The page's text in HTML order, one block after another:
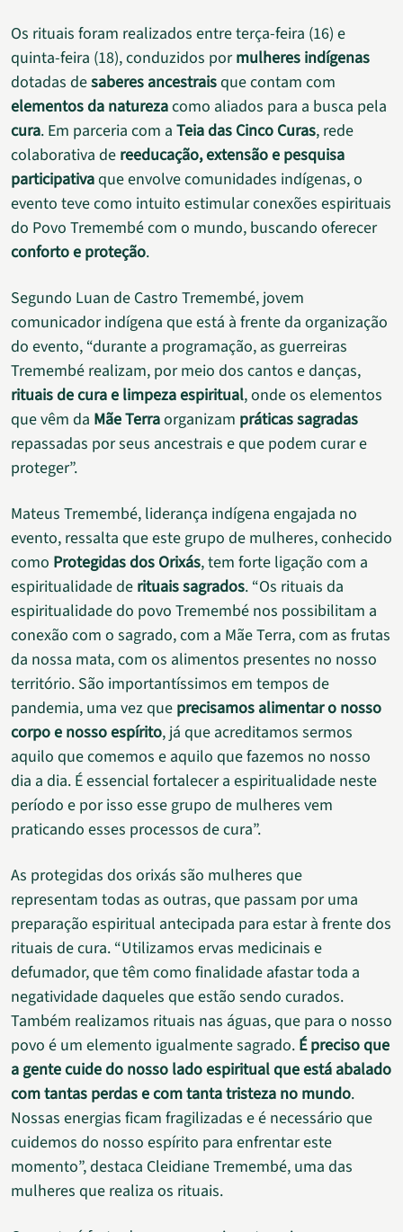
Os rituais foram realizados entre terça-feira (16) e
quinta-feira (18), conduzidos pormulheres indígenas
dotadas desaberes ancestraisque contam com
elementos da naturezacomo aliados para a busca pela
cura. Em parceria com a Teia das Cinco Curas, rede
colaborativa de reeducação, extensão e pesquisa
participativaque envolve comunidades indígenas, o
evento teve como intuito estimular conexões espirituais
do Povo Tremembé com o mundo, buscando oferecer
conforto e proteção.
Segundo Luan de Castro Tremembé, jovem
comunicador indígena que está à frente da organização
do evento, “durante a programação, as guerreiras
Tremembé realizam, por meio dos cantos e danças,
rituais de cura e limpeza espiritual, onde os elementos
que vêm da Mãe Terraorganizam práticas sagradas
repassadas por seus ancestrais e que podem curar e
proteger”.
Mateus Tremembé, liderança indígena engajada no
evento, ressalta que este grupo de mulheres, conhecido
como Protegidas dos Orixás, tem forte ligação com a
espiritualidade de rituais sagrados. “Os rituais da
espiritualidade do povo Tremembé nos possibilitam a
conexão com o sagrado, com a Mãe Terra, com as frutas
da nossa mata, com os alimentos presentes no nosso
território. São importantíssimos em tempos de
pandemia, uma vez que precisamos alimentar o nosso
corpo e nosso espírito, já que acreditamos sermos
aquilo que comemos e aquilo que fazemos no nosso
dia a dia. É essencial fortalecer a espiritualidade neste
período e por isso esse grupo de mulheres vem
praticando esses processos de cura”.
As protegidas dos orixás são mulheres que
representam todas as outras, que passam por uma
preparação espiritual antecipada para estar à frente dos
rituais de cura. “Utilizamos ervas medicinais e
defumador, que têm como finalidade afastar toda a
negatividade daqueles que estão sendo curados.
Também realizamos rituais nas águas, que para o nosso
povo é um elemento igualmente sagrado. É preciso que
a gente cuide do nosso lado espiritual que está abalado
com tantas perdas e com tanta tristeza no mundo.
Nossas energias ficam fragilizadas e é necessário que
cuidemos do nosso espírito para enfrentar este
momento”, destaca Cleidiane Tremembé, uma das
mulheres que realiza os rituais.